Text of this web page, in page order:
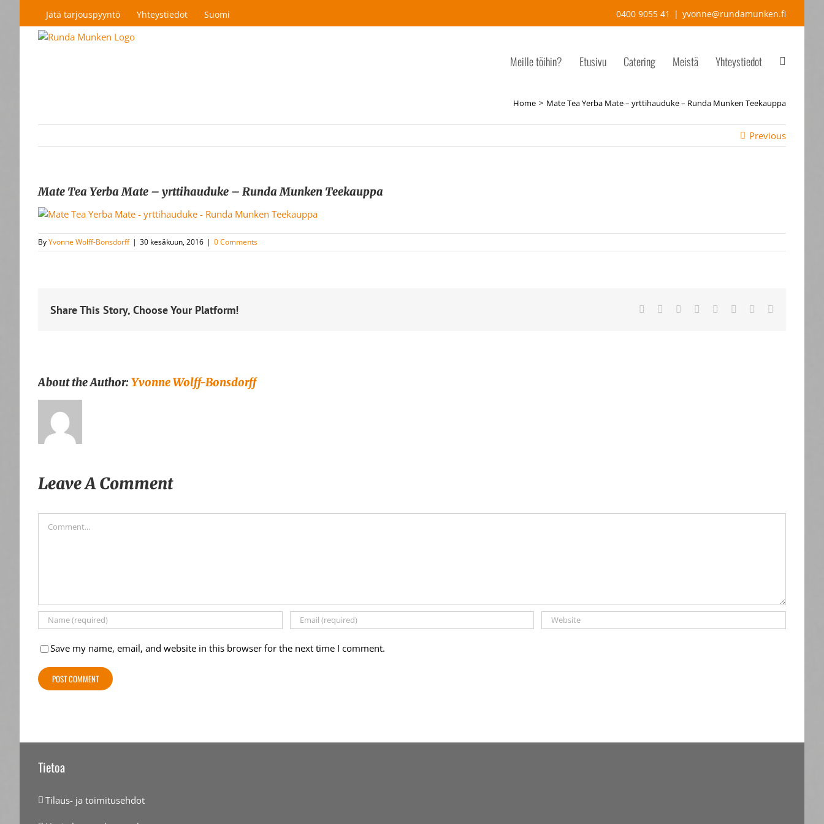
Jätä tarjouspyyntö Yhteystiedot Suomi 0400 9055 41 | yvonne@rundamunken.fi
Meille töihin? Etusivu Catering Meistä Yhteystiedot
Home Mate Tea Yerba Mate – yrttihauduke – Runda Munken Teekauppa
Previous
Mate Tea Yerba Mate – yrttihauduke – Runda Munken Teekauppa
ByYvonne Wolff-Bonsdorff | 30 kesäkuun, 2016 | 0 Comments
Share This Story, Choose Your Platform! Facebook Reddit LinkedIn
TumblrPinterest
About the Author:Yvonne Wolff-Bonsdorff
Leave A Comment
Save my name, email, and website in this browser for the next time I comment.
Tietoa
Tilaus- ja toimitusehdot